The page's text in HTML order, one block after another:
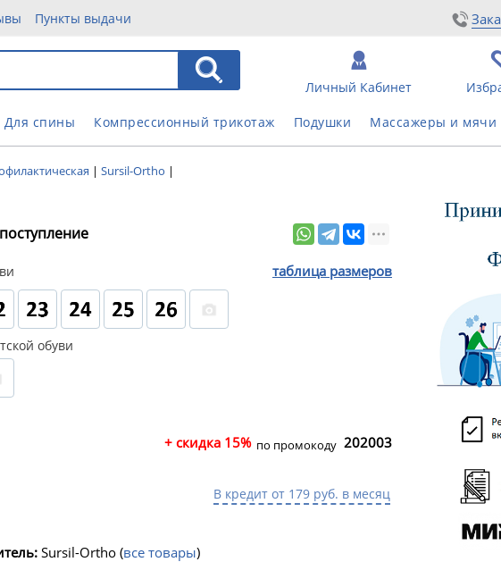
Пункты выдачи
Личный Кабинет
Для спины Компрессионный трикотаж Подушки Массажеры и мячи
| Sursil-Ortho |
таблица размеров
обуви
+ скидка 15% по промокоду 202003
В кредит от 179 руб. в месяц
Sursil-Ortho(все товары)